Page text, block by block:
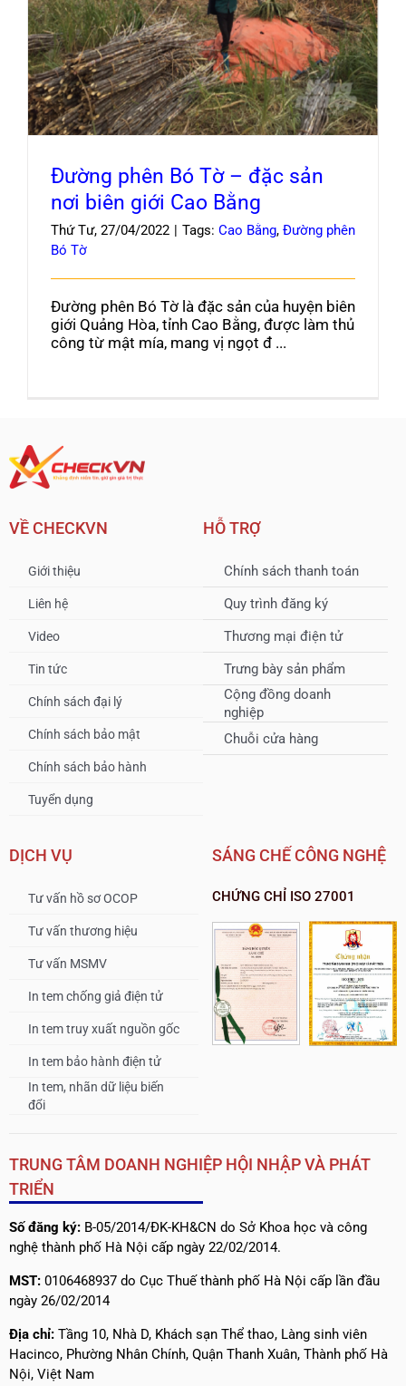
Blog
Đường phên Bó Tờ – đặc sản nơi biên giới
Cao Bằng
Đường phên Bó Tờ – đặc sản
nơi biên giới Cao Bằng
Thứ Tư, 27/04/2022 | Tags: Cao Bằng, Đường phên
Bó Tờ
Đường phên Bó Tờ là đặc sản của huyện biên
giới Quảng Hòa, tỉnh Cao Bằng, được làm thủ
công từ mật mía, mang vị ngọt đ ...
VỀ CHECKVN
Giới thiệu
Liên hệ
Video
Tin tức
Chính sách đại lý
Chính sách bảo mật
Chính sách bảo hành
Tuyển dụng
HỖ TRỢ
Chính sách thanh toán
Quy trình đăng ký
Thương mại điện tử
Trưng bày sản phẩm
Cộng đồng doanh
nghiệp
Chuỗi cửa hàng
DỊCH VỤ
Tư vấn hồ sơ OCOP
Tư vấn thương hiệu
Tư vấn MSMV
In tem chống giả điện tử
In tem truy xuất nguồn gốc
In tem bảo hành điện tử
In tem, nhãn dữ liệu biến
đổi
SÁNG CHẾ CÔNG NGHỆ
CHỨNG CHỈ ISO 27001
TRUNG TÂM DOANH NGHIỆP HỘI NHẬP VÀ PHÁT
TRIỂN
Số đăng ký: B-05/2014/ĐK-KH&CN do Sở Khoa học và công
nghệ thành phố Hà Nội cấp ngày 22/02/2014.
MST: 0106468937 do Cục Thuế thành phố Hà Nội cấp lần đầu
ngày 26/02/2014
Địa chỉ: Tầng 10, Nhà D, Khách sạn Thể thao, Làng sinh viên
Hacinco, Phường Nhân Chính, Quận Thanh Xuân, Thành phố Hà
Nội, Việt Nam